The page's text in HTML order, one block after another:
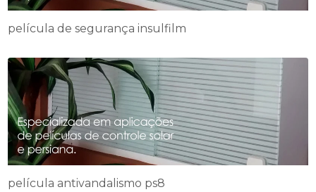
película de segurança insulfilm
película antivandalismo ps8